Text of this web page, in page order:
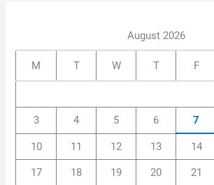
August 2026
M T W T F
3 4 5 6 7
10 11 12 13 14
17 18 19 20 21